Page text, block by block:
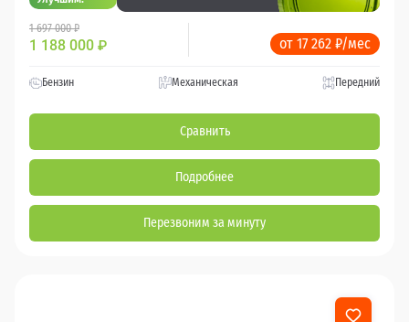
1 697 000 ₽
1 188 000 ₽ от 17 262 ₽/мес
Бензин Механическая Передний
Сравнить
Подробнее
Перезвоним за минуту